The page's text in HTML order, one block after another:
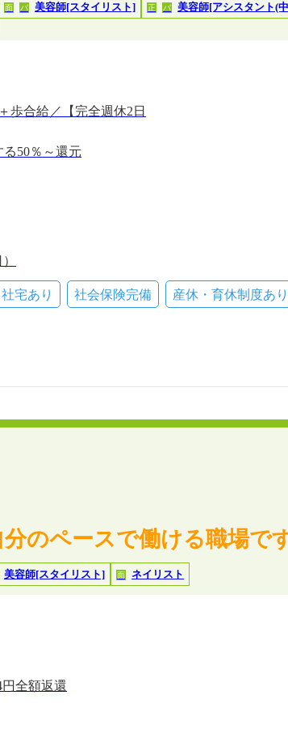
面 パ 美容師[スタイリスト] 正 パ 美容師[アシスタント(
歩合給／【完全週休2日
る50％～還元
～／【完全週休2日制】
宅あり 社会保険完備 産休・育休制度あり
分のペースで働ける職場で
美容師[スタイリスト] 面 ネイリスト
円全額返還